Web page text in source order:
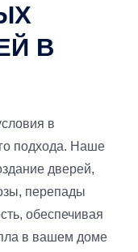
В
в
подхода. Наше
дверей,
перепады
обеспечивая
в вашем доме